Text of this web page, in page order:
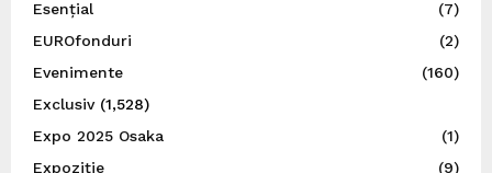
Esențial
(7)
EUROfonduri
(2)
Evenimente
(160)
Exclusiv(1,528)
Expo 2025 Osaka
(1)
Expoziție
(9)